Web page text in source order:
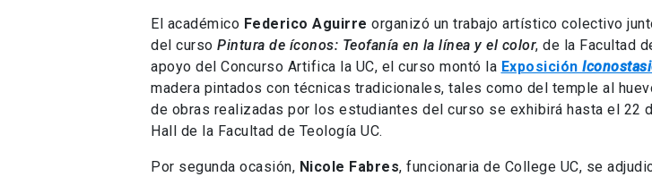
El académico Federico Aguirre organizó un trabajo artístico colectivo
del curso Pintura de íconos: Teofanía en la línea y el color, de la Facultad
apoyo del Concurso Artifica la UC, el curso montó la Exposición
madera pintados con técnicas tradicionales, tales como del temple al
de obras realizadas por los estudiantes del curso se exhibirá hasta el 22
Hall de la Facultad de Teología UC.
Por segunda ocasión, Nicole Fabres, funcionaria de College UC, se